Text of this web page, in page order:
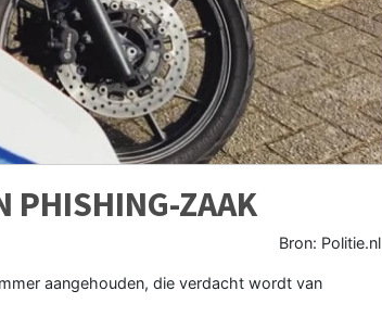
PHISHING-ZAAK
Bron: Politie.nl
aangehouden, die verdacht wordt van